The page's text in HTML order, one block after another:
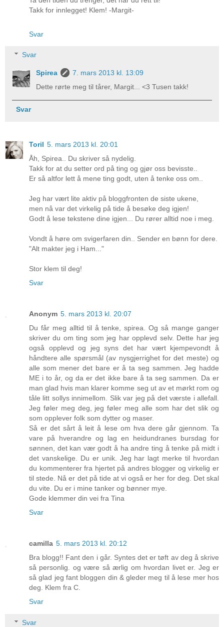
Takk for innlegget! Klem! -Margit-
Svar
Svar
Spirea
7. mars 2013 kl. 13:09
Dette rørte meg til tårer, Margit... <3 Tusen takk!
Svar
Toril 5. mars 2013 kl. 20:01
Åh, Spirea.. Du skriver så nydelig.
Takk for at du setter ord på ting og gjør oss bevisste..
Er så altfor lett å mene ting godt, uten å tenke oss om..
Jeg har vært lite aktiv på bloggfronten de siste ukene,
men nå var det virkelig på tide å besøke deg igjen!
Godt å lese tekstene dine igjen... Du rører alltid noe i meg.
Vondt å høre om svigerfaren din.. Sender en bønn for dere.
"Alt makter jeg i Ham..."
Stor klem til deg!
Svar
Anonym 5. mars 2013 kl. 20:07
Du får meg alltid til å tenke, spirea. Og så mange ganger
skriver du om ting som jeg har opplevd selv. Dette har jeg
også opplevd og jeg syns det har vært kjempevondt å
håndtere alle spørsmål (av nysgjerrighet for det meste) og
alle som mener det bare er å ta seg sammen. Jeg hadde
ME i to år, og da er det ikke bare å ta seg sammen. Da er
man glad hvis man klarer komme seg ut av et mørkt rom og
tåle litt sollys innimellom. Slik var jeg på det værste i allefall.
Jeg føler meg deg, jeg føler meg alle som har det slik og
som opplever folk som dytter og maser.
Så er det sårt å leit å lese om hva dere går gjennom. Ta
vare på hverandre og lag en heidundranes bursdag for
sønnen, det kan vær godt å ha andre ting å tenke på midt i
det vanskelige. Du er unik. Jeg har lagt merke til hvordan
du kommenterer fra hjertet på andres blogger og virkelig er
til stede. Nå er det på tide at vi også er her for deg. Det skal
du vite. Du er i mine tanker og bønner mye.
Gode klemmer din vei fra Tina
Svar
camilla 5. mars 2013 kl. 20:12
Bra blogg!! Fant den i går. Syntes det er tøft av deg å skrive
så personlig. og være så ærlig om hvordan livet er. Jeg er
så glad jeg fant bloggen din & gleder meg til å lese mer hos
deg. Klem fra C.
Svar
Svar